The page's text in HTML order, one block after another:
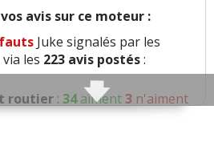
avis sur ce moteur :
Juke signalés par les
via les 223 avis postés:
routier : 34aiment3 n'aiment
pas